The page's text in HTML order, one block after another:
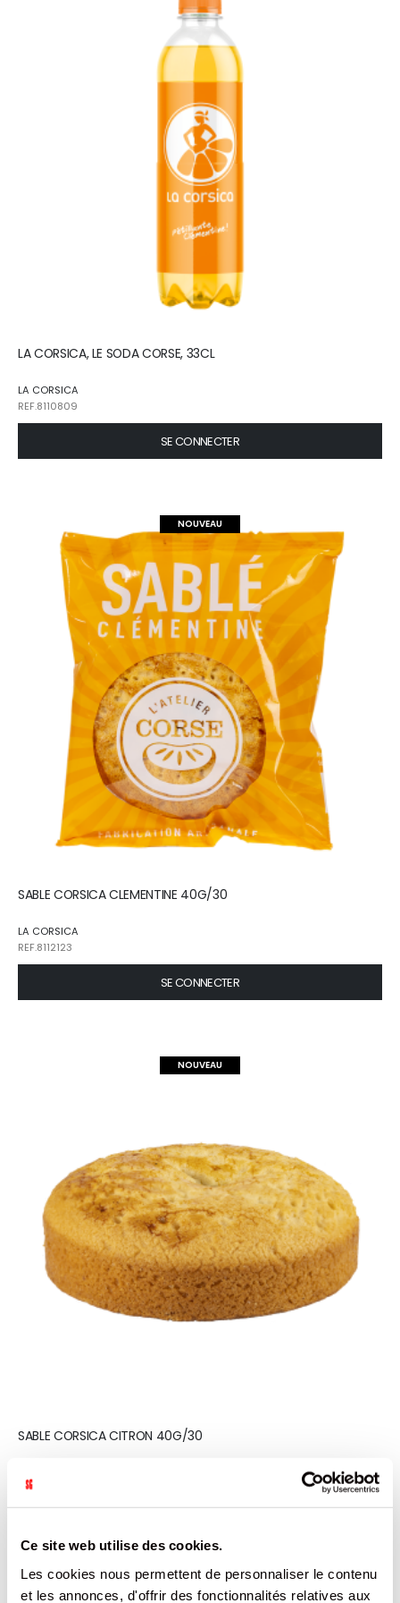
Ce site web utilise des cookies.
Les cookies nous permettent de personnaliser le contenu
et les annonces, d'offrir des fonctionnalités relatives aux
LA CORSICA, LE SODA CORSE, 33CL
LA CORSICA
REF.8110809
SE CONNECTER
NOUVEAU
SABLE CORSICA CLEMENTINE 40G/30
LA CORSICA
REF.8112123
SE CONNECTER
NOUVEAU
SABLE CORSICA CITRON 40G/30
REF.8112124